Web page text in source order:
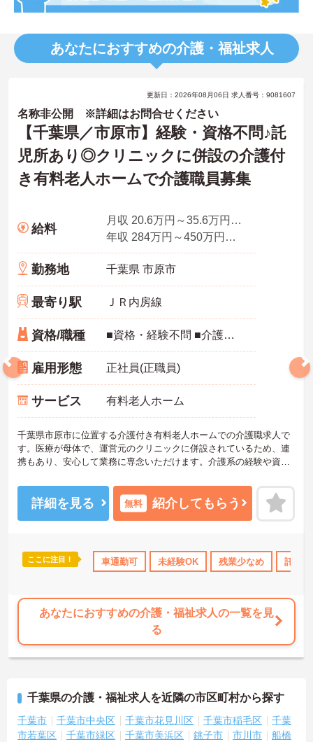
あなたにおすすめの介護・福祉求人
ブランクOK 研修制度あり 産休･育休･介護休暇取得実績あり
更新日：2026年08月06日 求人番号：9081607
名称非公開 ※詳細はお問合せください
【千葉県／市原市】経験・資格不問♪託
児所あり◎クリニックに併設の介護付
き有料老人ホームで介護職員募集
給料
月収 20.6万円～35.6万円程度 夜勤4回想定
年収 284万円～450万円程度 月収×12ヶ月＋賞与2.2ヶ月想定
勤務地 千葉県 市原市
最寄り駅 ＪＲ内房線
資格/職種 ■資格・経験不問 ■介護職員初任者研修（ヘルパー2級）以上、介護福祉士 あれば尚可
雇用形態 正社員(正職員)
サービス 有料老人ホーム
千葉県市原市に位置する介護付き有料老人ホームでの介護職求人で
す。医療が母体で、運営元のクリニックに併設されているため、連
携もあり、安心して業務に専念いただけます。介護系の経験や資格
度の充実はもちろん、先輩職員さんがしっかりとサポートしてくだ
さいます。ご興味ある方には、面接対策ポイントなど、さらに詳細
をお話しいたしますのでお気軽にご相談ください！
詳細を見る 無料 紹介してもらう
ここに注目！ 車通勤可 未経験OK 残業少なめ 託児
あなたにおすすめの介護・福祉求人の一覧を見
る
千葉県の介護・福祉求人を近隣の市区町村から探す
千葉市 千葉市中央区 千葉市花見川区 千葉市稲毛区
千葉
市若葉区
千葉市緑区 千葉市美浜区 銚子市 市川市
船橋